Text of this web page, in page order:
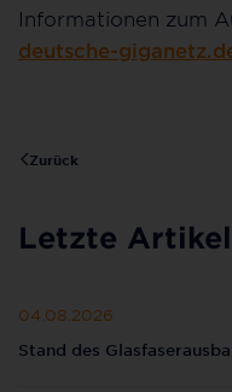
Informationen zum
deutsche-
Zurück
Letzte Artikel
04.08.2026
Stand des